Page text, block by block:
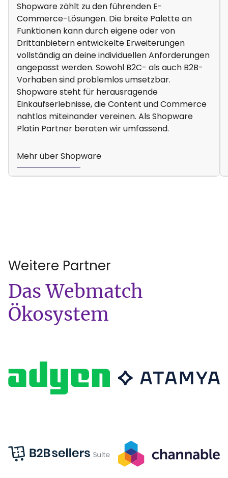
Shopware zählt zu den führenden E-
Commerce-Lösungen. Die breite Palette an
Funktionen kann durch eigene oder von
Drittanbietern entwickelte Erweiterungen
vollständig an deine individuellen Anforderungen
angepasst werden. Sowohl B2C- als auch B2B-
Vorhaben sind problemlos umsetzbar.
Shopware steht für herausragende
Einkaufserlebnisse, die Content und Commerce
nahtlos miteinander vereinen. Als Shopware
Platin Partner beraten wir umfassend.
Mehr über Shopware
Weitere Partner
Das Webmatch
Ökosystem